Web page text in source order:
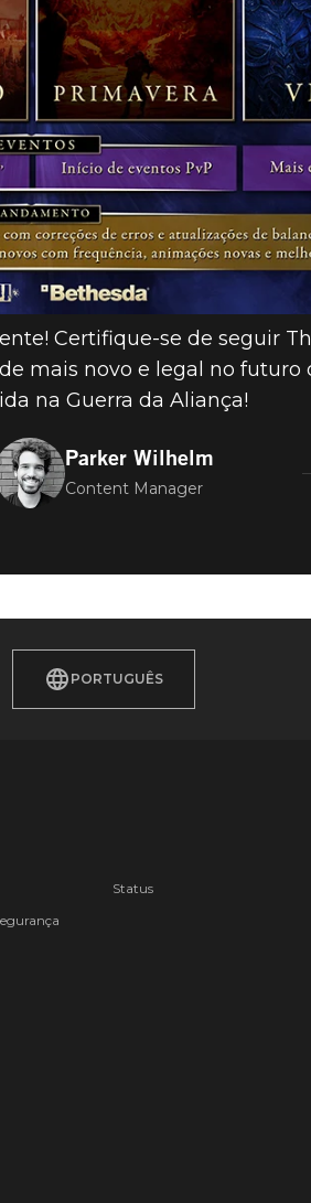
Certifique-se de seguir
mais novo e legal no futuro
na Guerra da Aliança!
Parker Wilhelm
Content Manager
PORTUGUÊS
Status